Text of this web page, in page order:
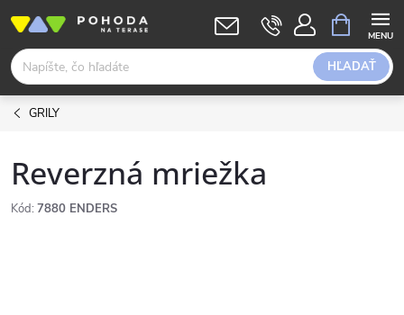
obsah
HĽADAŤ
KOŠÍK
GRILY
Reverzná mriežka
Kód: 7880 ENDERS